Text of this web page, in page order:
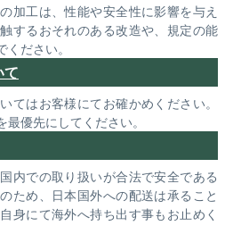
加工は、性能や安全性に影響を与え
するおそれのある改造や、規定の能
ださい。
て
てはお客様にてお確かめください。
優先にしてください。
内での取り扱いが合法で安全である
ため、日本国外への配送は承ること
身にて海外へ持ち出す事もお止めく